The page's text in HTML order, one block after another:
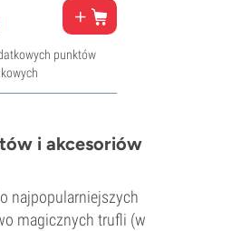
punktów
i akcesoriów
najpopularniejszych
magicznych trufli (w